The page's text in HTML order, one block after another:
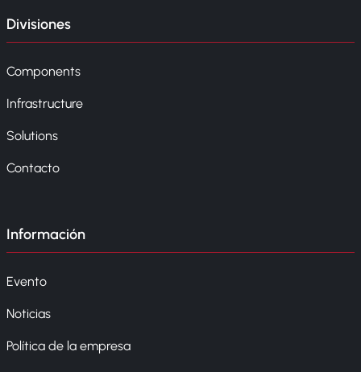
Divisiones
Components
Infrastructure
Solutions
Contacto
Información
Evento
Noticias
Política de la empresa